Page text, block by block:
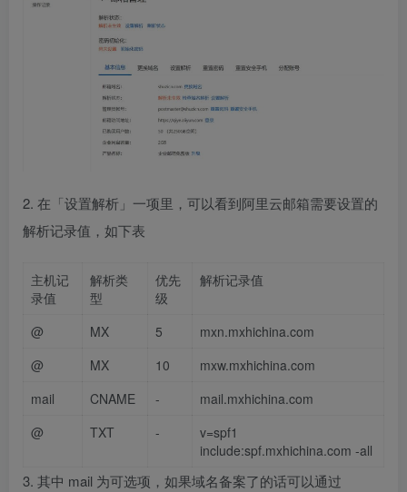
2. 在「设置解析」一项里，可以看到阿里云邮箱需要设置的
解析记录值，如下表
主机记
录值
解析类
型
优先
级
解析记录值
@ MX 5
mxn.mxhichina.com
@
MX 10
mxw.mxhichina.com
mail
CNAME -
mail.mxhichina.com
@
TXT -
v=spf1
include:spf.mxhichina.com -all
3. 其中 mail 为可选项，如果域名备案了的话可以通过